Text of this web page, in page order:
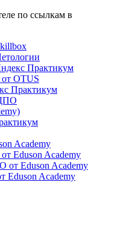
по ссылкам в
Практикум
OTUS
Практикум
Academy
Eduson Academy
от Eduson Academy
Eduson Academy